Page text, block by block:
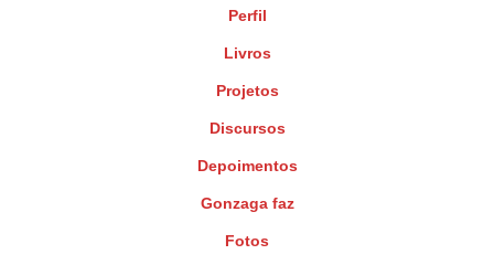
Perfil
Livros
Projetos
Discursos
Depoimentos
Gonzaga faz
Fotos